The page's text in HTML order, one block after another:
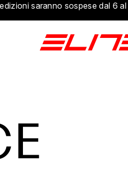
saranno sospese dal 6